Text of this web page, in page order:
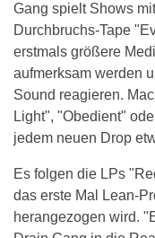
Gang spielt Shows
Durchbruchs-Tape
erstmals größere
aufmerksam werden
Sound reagieren.
Light", "Obedient"
jedem neuen Drop
Es folgen die LPs
das erste Mal Lean-
herangezogen wird.